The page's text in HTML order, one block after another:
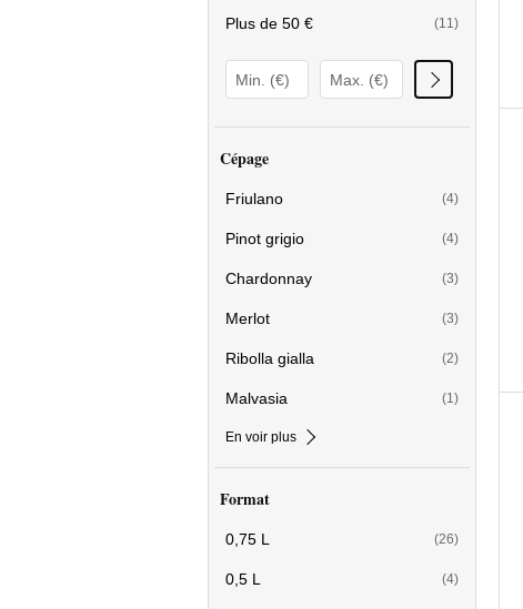
Plus de 50 € (11)
Cépage
Friulano (4)
Pinot grigio (4)
Chardonnay (3)
Merlot (3)
Ribolla gialla (2)
Malvasia (1)
En voir plus
Format
0,75 L (26)
0,5 L (4)